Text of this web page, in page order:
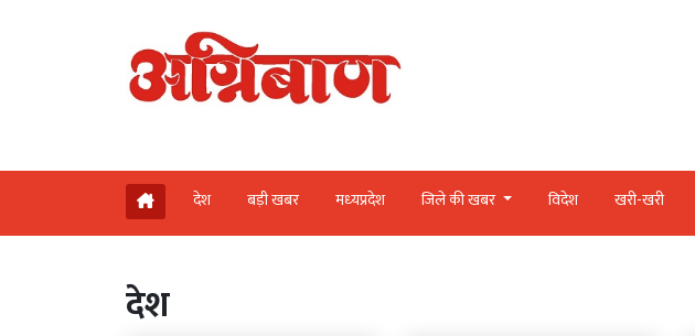
देश बड़ी खबर मध्‍यप्रदेश जिले की खबर विदेश खरी-खरी
देश